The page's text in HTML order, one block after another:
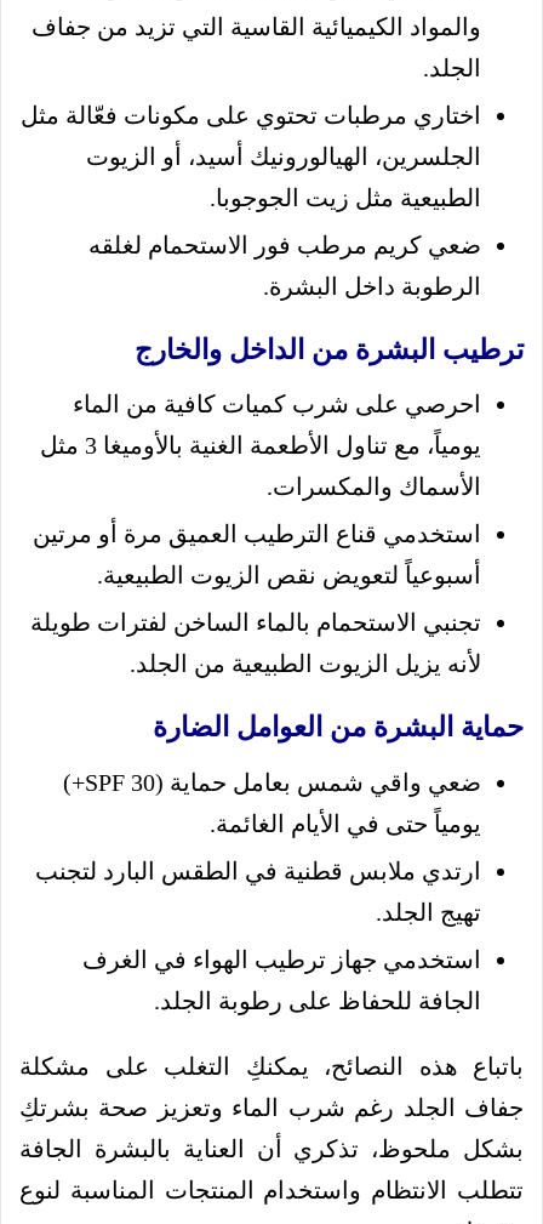
والمواد الكيميائية القاسية التي تزيد من جفاف
الجلد.
اختاري مرطبات تحتوي على مكونات فعّالة مثل
الجلسرين، الهيالورونيك أسيد، أو الزيوت
الطبيعية مثل زيت الجوجوبا.
ضعي كريم مرطب فور الاستحمام لغلقه
الرطوبة داخل البشرة.
ترطيب البشرة من الداخل والخارج
احرصي على شرب كميات كافية من الماء
يومياً، مع تناول الأطعمة الغنية بالأوميغا 3 مثل
الأسماك والمكسرات.
استخدمي قناع الترطيب العميق مرة أو مرتين
أسبوعياً لتعويض نقص الزيوت الطبيعية.
تجنبي الاستحمام بالماء الساخن لفترات طويلة
لأنه يزيل الزيوت الطبيعية من الجلد.
حماية البشرة من العوامل الضارة
ضعي واقي شمس بعامل حماية (SPF 30+)
يومياً حتى في الأيام الغائمة.
ارتدي ملابس قطنية في الطقس البارد لتجنب
تهيج الجلد.
استخدمي جهاز ترطيب الهواء في الغرف
الجافة للحفاظ على رطوبة الجلد.
باتباع هذه النصائح، يمكنكِ التغلب على مشكلة
جفاف الجلد رغم شرب الماء وتعزيز صحة بشرتكِ
بشكل ملحوظ، تذكري أن العناية بالبشرة الجافة
تتطلب الانتظام واستخدام المنتجات المناسبة لنوع